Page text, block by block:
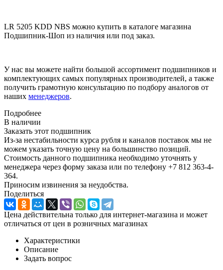
LR 5205 KDD NBS можно купить в каталоге магазина
Подшипник-Шоп из наличия или под заказ.
У нас вы можете найти большой ассортимент подшипников и
комплектующих самых популярных производителей, а также
получить грамотную консультацию по подбору аналогов от
наших менеджеров.
Подробнее
В наличии
Заказать этот подшипник
Из-за нестабильности курса рубля и каналов поставок мы не
можем указать точную цену на большинство позиций.
Стоимость данного подшипника необходимо уточнять у
менеджера через форму заказа или по телефону +7 812 363-4-
364.
Приносим извинения за неудобства.
Поделиться
Цена действительна только для интернет-магазина и может
отличаться от цен в розничных магазинах
Характеристики
Описание
Задать вопрос